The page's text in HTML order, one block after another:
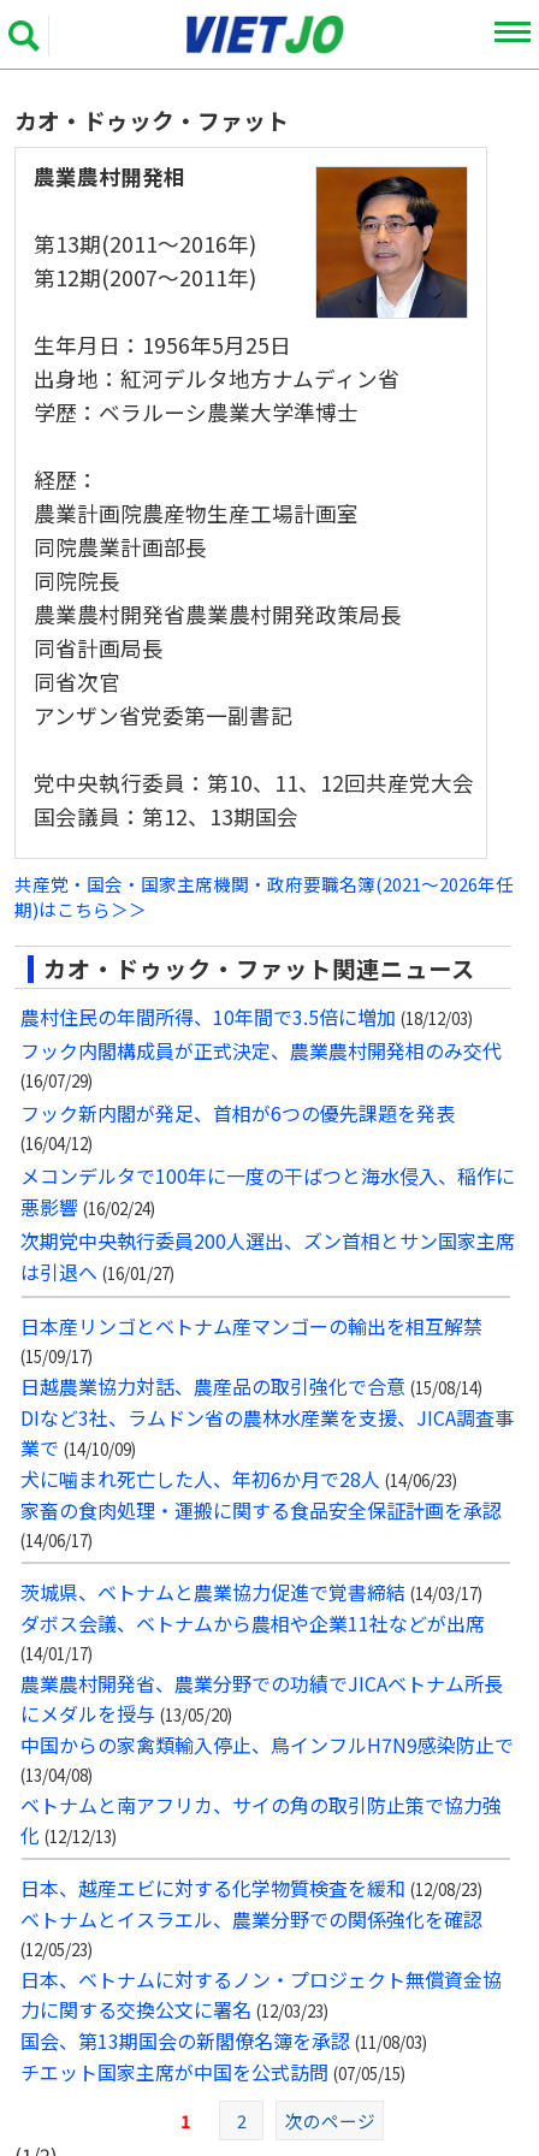
カオ・ドゥック・ファット
農業農村開発相
第13期(2011～2016年)
第12期(2007～2011年)
生年月日：1956年5月25日
出身地：紅河デルタ地方ナムディン省
学歴：ベラルーシ農業大学準博士
経歴：
農業計画院農産物生産工場計画室
同院農業計画部長
同院院長
農業農村開発省農業農村開発政策局長
同省計画局長
同省次官
アンザン省党委第一副書記
党中央執行委員：第10、11、12回共産党大会
国会議員：第12、13期国会
共産党・国会・国家主席機関・政府要職名簿(2021～2026年任
期)はこちら＞＞
カオ・ドゥック・ファット関連ニュース
農村住民の年間所得、10年間で3.5倍に増加 (18/12/03)
フック内閣構成員が正式決定、農業農村開発相のみ交代
(16/07/29)
フック新内閣が発足、首相が6つの優先課題を発表
(16/04/12)
メコンデルタで100年に一度の干ばつと海水侵入、稲作に
悪影響 (16/02/24)
次期党中央執行委員200人選出、ズン首相とサン国家主席
は引退へ (16/01/27)
日本産リンゴとベトナム産マンゴーの輸出を相互解禁
(15/09/17)
日越農業協力対話、農産品の取引強化で合意 (15/08/14)
DIなど3社、ラムドン省の農林水産業を支援、JICA調査事
業で (14/10/09)
犬に噛まれ死亡した人、年初6か月で28人 (14/06/23)
家畜の食肉処理・運搬に関する食品安全保証計画を承認
(14/06/17)
茨城県、ベトナムと農業協力促進で覚書締結 (14/03/17)
ダボス会議、ベトナムから農相や企業11社などが出席
(14/01/17)
農業農村開発省、農業分野での功績でJICAベトナム所長
にメダルを授与 (13/05/20)
中国からの家禽類輸入停止、鳥インフルH7N9感染防止で
(13/04/08)
ベトナムと南アフリカ、サイの角の取引防止策で協力強
化 (12/12/13)
日本、越産エビに対する化学物質検査を緩和 (12/08/23)
ベトナムとイスラエル、農業分野での関係強化を確認
(12/05/23)
日本、ベトナムに対するノン・プロジェクト無償資金協
力に関する交換公文に署名 (12/03/23)
国会、第13期国会の新閣僚名簿を承認 (11/08/03)
チエット国家主席が中国を公式訪問 (07/05/15)
1 2 次のページ